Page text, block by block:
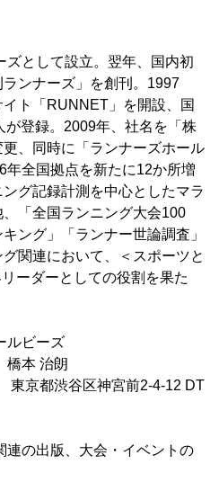
ズとして設立。翌年、国内初
ンナーズ」を創刊。1997
ト「RUNNET」を開設、国
が登録。2009年、社名を「株
、同時に「ランナーズホール
年全国拠点を新たに12か所増
グ記録計測を中心としたマラ
「全国ランニング大会100
ング」「ランナー世論調査」
関連において、＜スポーツと
ーダーとしての役割を果た
ビーズ
本 治朗
京都渋谷区神宮前2-4-12 DT
連の出版、大会・イベントの